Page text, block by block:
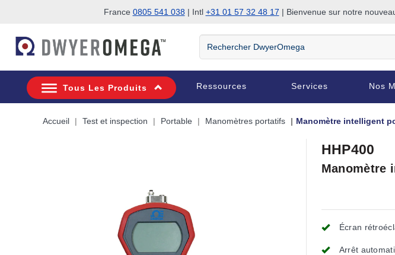
France 0805 541 038| Intl +31 01 57 32 48 17 | Bienvenue sur notre
Rechercher
DwyerOmega
Tous Les Produits Ressources Services Nos
Accueil Test et inspection Portable Manomètres portatifs Manomètre intelligent
HHP400
Manomètre
Écran
Arrêt